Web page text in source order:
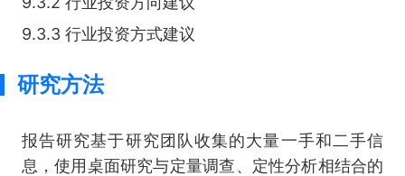
9.3.3 行业投资方式建议
研究方法
报告研究基于研究团队收集的大量一手和二手信
息，使用桌面研究与定量调查、定性分析相结合的